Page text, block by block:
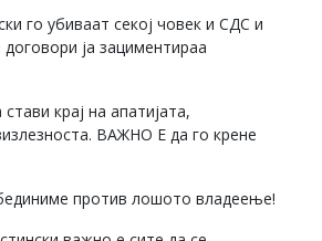
го убиваат секој човек и СДС и
ја зациментираа
крај на апатијата,
ВАЖНО Е да го крене
против лошото владеење!